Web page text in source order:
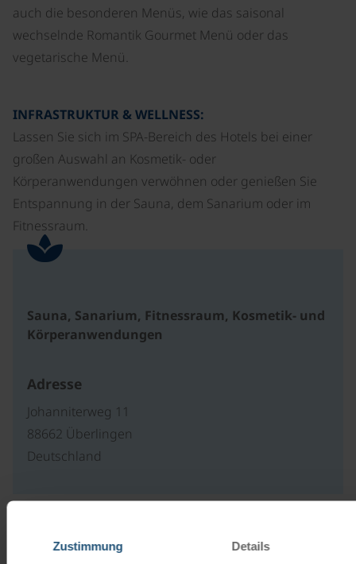
Zustimmung Details
auch die besonderen Menüs, wie das saisonal
wechselnde Romantik Gourmet Menü oder das
vegetarische Menü.
INFRASTRUKTUR & WELLNESS:
Lassen Sie sich im SPA-Bereich des Hotels bei einer
großen Auswahl an Kosmetik- oder
Körperanwendungen verwöhnen oder genießen Sie
Entspannung in der Sauna, dem Sanarium oder im
Fitnessraum.
Sauna, Sanarium, Fitnessraum, Kosmetik- und
Körperanwendungen
Adresse
Johanniterweg 11
88662 Überlingen
Deutschland